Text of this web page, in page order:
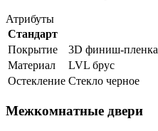
Атрибуты
Стандарт
Покрытие
3D финиш-пленка
Материал
LVL брус
Остекление Стекло черное
Межкомнатные двери